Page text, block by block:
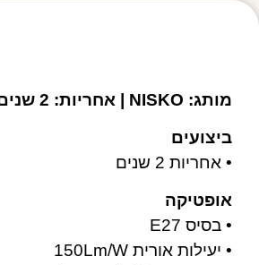
מותג: NISKO | אחריות: 2 שנים
ביצועים
• אחריות 2 שנים
אופטיקה
• בסיס E27
• יעילות אורית 150Lm/W